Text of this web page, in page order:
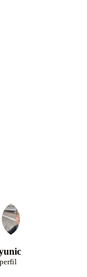
livre-arbítrio